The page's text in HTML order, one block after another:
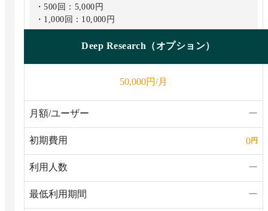
・500回：5,000円
・1,000回：10,000円
Deep Research（オプション）
50,000円/月
月額/ユーザー ー
初期費用 0円
利用人数 ー
最低利用期間 ー